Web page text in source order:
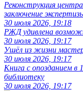
Реконструкция
заключение
30 июля 2026, 19:18
РЖД удивлена
30 июля 2026, 19:17
Ушёл из жизни
30 июля 2026, 19:17
Книга с опозданием в
библиотеку
30 июля 2026, 19:17